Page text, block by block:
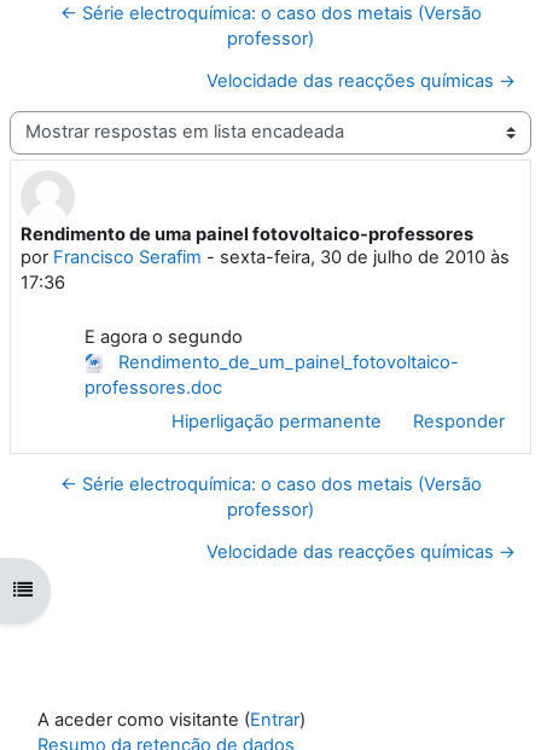
Abrir índice da disciplina
← Série electroquímica: o caso dos metais (Versão
professor)
Velocidade das reacções químicas →
Modo de visualização
Rendimento de uma painel fotovoltaico-professores
por Francisco Serafim - sexta-feira, 30 de julho de 2010 às
17:36
Número de respostas: 0
E agora o segundo
Rendimento_de_um_painel_fotovoltaico-
professores.doc
Hiperligação permanente
Responder
← Série electroquímica: o caso dos metais (Versão
professor)
Velocidade das reacções químicas →
A aceder como visitante (Entrar)
Resumo da retenção de dados